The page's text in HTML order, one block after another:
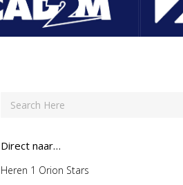
Direct naar…
Heren 1 Orion Stars